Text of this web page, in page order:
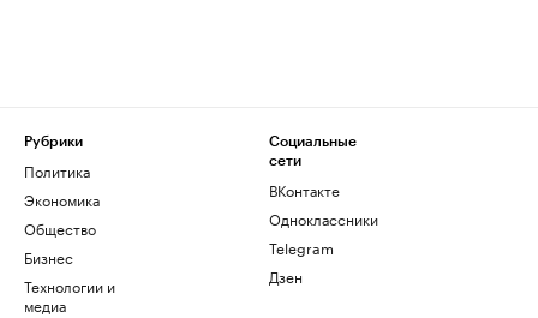
Рубрики
Политика
Экономика
Общество
Бизнес
Технологии и
медиа
Социальные
сети
ВКонтакте
Одноклассники
Telegram
Дзен